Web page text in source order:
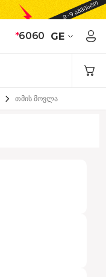
*6060 GE
თმის მოვლა